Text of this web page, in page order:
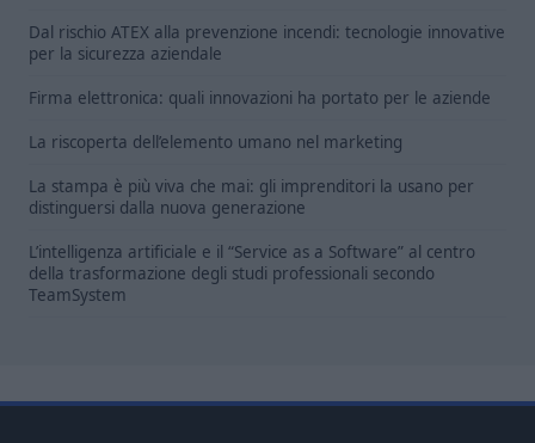
Dal rischio ATEX alla prevenzione incendi: tecnologie innovative
per la sicurezza aziendale
Firma elettronica: quali innovazioni ha portato per le aziende
La riscoperta dell’elemento umano nel marketing
La stampa è più viva che mai: gli imprenditori la usano per
distinguersi dalla nuova generazione
L’intelligenza artificiale e il “Service as a Software” al centro
della trasformazione degli studi professionali secondo
TeamSystem